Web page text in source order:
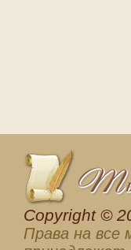
Сopyright ©
Права на все